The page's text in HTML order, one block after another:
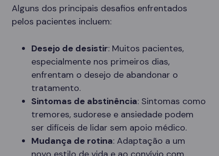
Alguns dos principais desafios enfrentados
pelos pacientes incluem:
Desejo de desistir: Muitos pacientes,
especialmente nos primeiros dias,
enfrentam o desejo de abandonar o
tratamento.
Sintomas de abstinência: Sintomas como
tremores, sudorese e ansiedade podem
ser difíceis de lidar sem apoio médico.
Mudança de rotina: Adaptação a um